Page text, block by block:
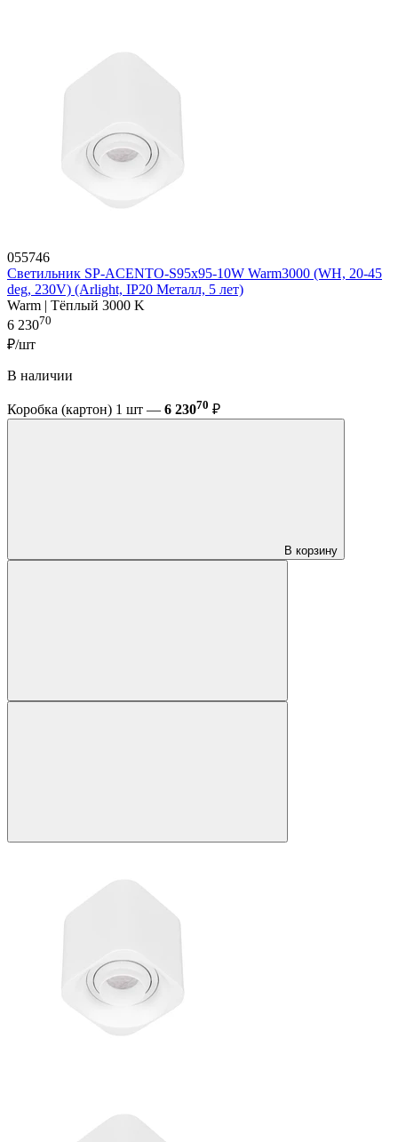
055746
Светильник SP-ACENTO-S95x95-10W Warm3000 (WH, 20-45
deg, 230V) (Arlight, IP20 Металл, 5 лет)
Warm | Тёплый 3000 K
6 23070
₽/шт
В наличии
Коробка (картон) 1 шт — 6 23070 ₽
В корзину